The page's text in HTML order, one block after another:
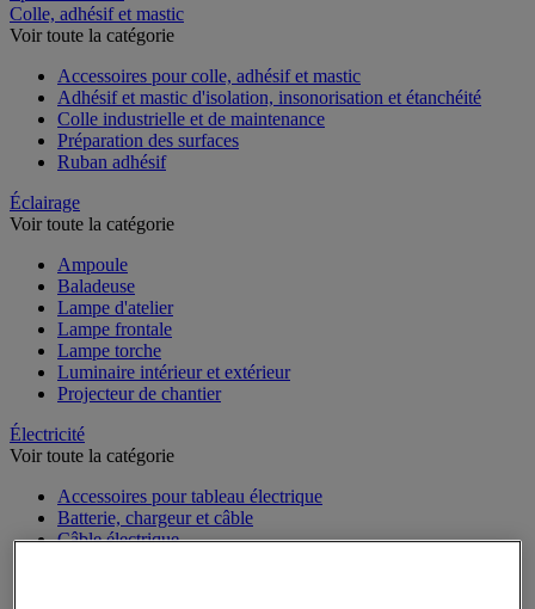
Colle, adhésif et mastic
Voir toute la catégorie
Accessoires pour colle, adhésif et mastic
Adhésif et mastic d'isolation, insonorisation et étanchéité
Colle industrielle et de maintenance
Préparation des surfaces
Ruban adhésif
Éclairage
Voir toute la catégorie
Ampoule
Baladeuse
Lampe d'atelier
Lampe frontale
Lampe torche
Luminaire intérieur et extérieur
Projecteur de chantier
Électricité
Voir toute la catégorie
Accessoires pour tableau électrique
Batterie, chargeur et câble
Câble électrique